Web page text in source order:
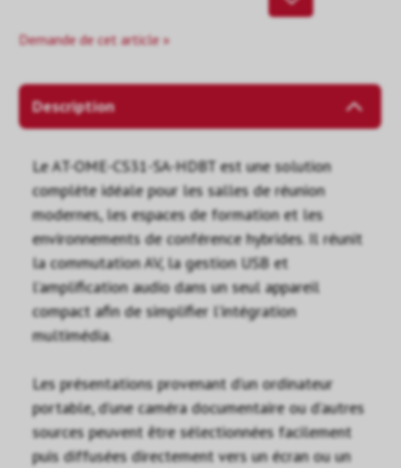
Demande de cet article »
Description
Le AT-OME-CS31-SA-HDBT est une solution
complète idéale pour les salles de réunion
modernes, les espaces de formation et les
environnements de conférence hybrides. Il réunit
la commutation AV, la gestion USB et
l’amplification audio dans un seul appareil
compact afin de simplifier l’intégration
multimédia.
Les présentations provenant d’un ordinateur
portable, d’une caméra documentaire ou d’autres
sources peuvent être sélectionnées facilement
puis diffusées directement vers un écran ou un